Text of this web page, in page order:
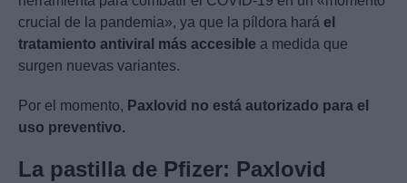
crucial de la pandemia», ya que la píldora hará el
tratamiento antiviral más accesible a medida que
surgen nuevas variantes.
Por el momento, Paxlovid no está autorizado para el
uso preventivo.
La pastilla de Pfizer: Paxlovid